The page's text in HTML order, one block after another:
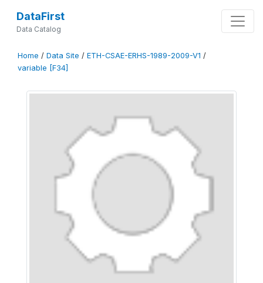
DataFirst
Data Catalog
Home / Data Site / ETH-CSAE-ERHS-1989-2009-V1 /
variable [F34]